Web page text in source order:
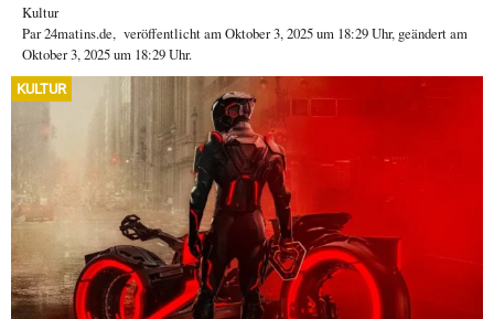
Kultur
Par24matins.de, veröffentlicht amOktober 3, 2025um 18:29 Uhr, geändert am
Oktober 3, 2025 um 18:29 Uhr.
KULTUR